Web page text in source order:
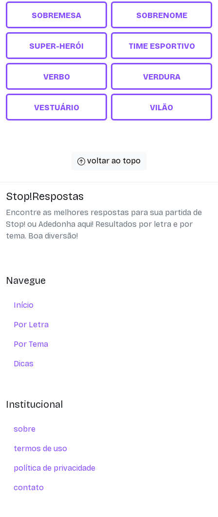
SOBREMESA SOBRENOME
SUPER-HERÓI TIME ESPORTIVO
VERBO VERDURA
VESTUÁRIO VILÃO
voltar ao topo
Stop!Respostas
Encontre as melhores respostas para sua partida de
Stop! ou Adedonha aqui! Resultados por letra e por
tema. Boa diversão!
Navegue
Início
Por Letra
Por Tema
Dicas
Institucional
sobre
termos de uso
política de privacidade
contato